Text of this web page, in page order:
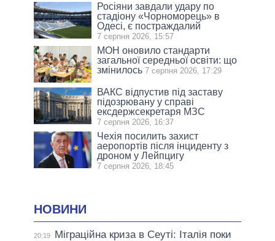
Росіяни завдали удару по
стадіону «Чорноморець» в
Одесі, є постраждалий
7 серпня 2026, 15:57
МОН оновило стандарти
загальної середньої освіти: що
змінилось 7 серпня 2026, 17:29
ВАКС відпустив під заставу
підозрювану у справі
ексдержсекретаря МЗС
7 серпня 2026, 16:37
Чехія посилить захист
аеропортів після інциденту з
дроном у Лейпцигу
7 серпня 2026, 18:45
НОВИНИ
20:19
Міграційна криза в Сеуті: Італія поки